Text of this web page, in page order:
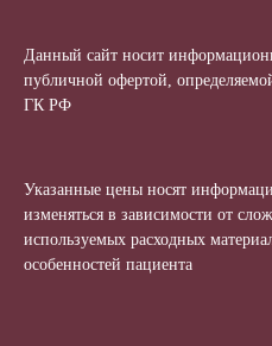
Данный сайт носит
публичной офертой,
ГК РФ
Указанные цены носят
изменяться в зависимости от
используемых расходных
особенностей пациента